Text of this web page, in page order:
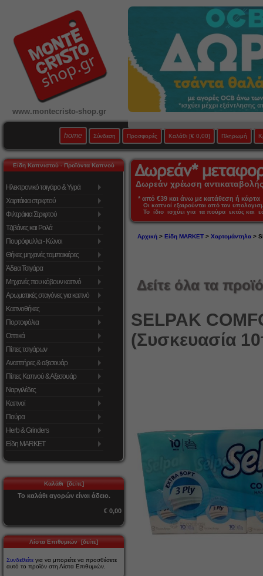
www.montecristo-shop.gr
home Σύνδεση Προσφορές Καλάθι [€ 0,00] Πληρωμή
Είδη Καπνιστού - Προϊόντα Καπνού
Ηλεκτρονικό τσιγάρο & Υγρά
Χαρτάκια στριφτού
Φιλτράκια Στριφτού
Τζιβάνες και Ρολά
Πουρόφυλλα - Κώνοι
Θήκες μηχανές ταμπακιέρες
Άδεια Τσιγάρα
Μηχανές που κόβουν καπνό
Αρωματικές σταγόνες για καπνό
Καπνοθήκες
Πορτοφόλια
Οπτικά
Πίπες τσιγάρων
Αναπτήρες & αξεσουάρ
Πίπες Καπνού & Αξεσουάρ
Ναργιλέδες
Καπνοί
Πούρα
Herb & Grinders
Είδη MARKET
Καλάθι [δείτε]
Το καλάθι αγορών είναι άδειο.
€ 0,00
Λίστα Επιθυμιών [δείτε]
Συνδεθείτε για να μπορείτε να προσθέσετε
αυτό το προϊόν στη Λίστα Επιθυμιών.
Δωρεάν χρέωση
* από €39 και άνω με κατάθεση ή
Οι καπνοί εξαιρούνται από τον
Το ίδιο ισχύει για τα πούρα εκτός και
Αρχική> Είδη MARKET> Χαρτομάντηλα>
Δείτε όλα τα
SELPAK
(Συσκευασία